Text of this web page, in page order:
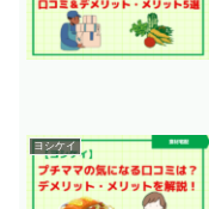
ヨシケイ